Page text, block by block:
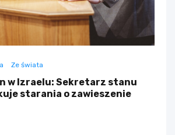
Ze świata
w Izraelu: Sekretarz stanu
starania o zawieszenie